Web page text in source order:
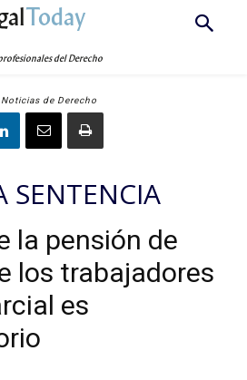
Today
del Derecho
Noticias de Derecho
SENTENCIA
la pensión de
los trabajadores
es